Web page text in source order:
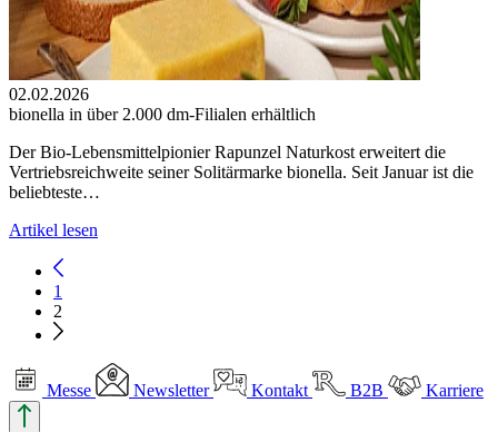
02.02.2026
bionella in über 2.000 dm-Filialen erhältlich
Der Bio-Lebensmittelpionier Rapunzel Naturkost erweitert die
Vertriebsreichweite seiner Solitärmarke bionella. Seit Januar ist die
beliebteste…
Artikel lesen
1
2
Messe Newsletter Kontakt B2B Karriere